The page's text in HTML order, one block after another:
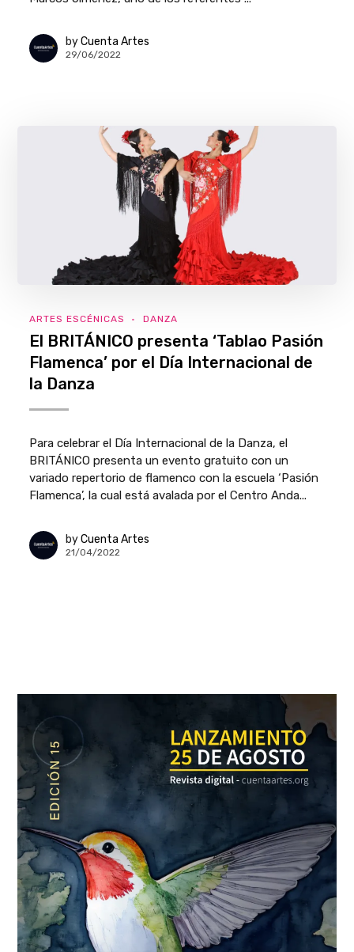
by Cuenta Artes
29/06/2022
ARTES ESCÉNICAS DANZA
El BRITÁNICO presenta ‘Tablao Pasión
Flamenca’ por el Día Internacional de
la Danza
Para celebrar el Día Internacional de la Danza, el
BRITÁNICO presenta un evento gratuito con un
variado repertorio de flamenco con la escuela ‘Pasión
Flamenca’, la cual está avalada por el Centro Anda...
by Cuenta Artes
21/04/2022